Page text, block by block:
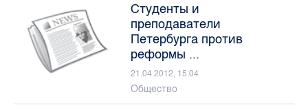
Студенты и
преподаватели
Петербурга против
реформы ...
21.04.2012, 15:04
Общество